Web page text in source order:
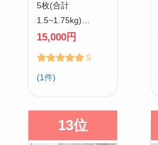
5枚(合計
1.5~1.75kg)…
15,000円
5
(1件)
13位